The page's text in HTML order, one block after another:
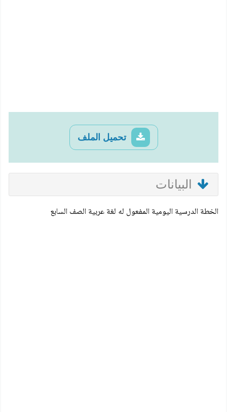
تحميل الملف
البيانات
الخطة الدرسية اليومية المفعول له لغة عربية الصف السابع